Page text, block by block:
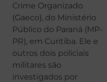
Crime Organizado
(Gaeco), do Ministério
Público do Paraná (MP-
PR), em Curitiba. Ele e
outros dois policiais
militares são
investigados por